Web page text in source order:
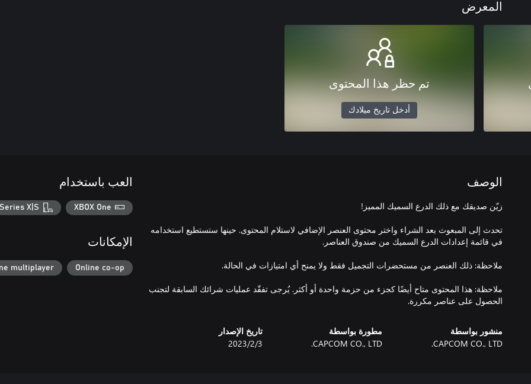
المعرض
تم حظر هذا المحتوى
أدخل تاريخ ميلادك
الوصف
تحدث إلى المبعوث بعد الشراء واختر محتوى العنصر الإضافي لاستلام المحتوى. حينها ستستطيع استخدامه
ملاحظة: هذا المحتوى متاح أيضًا كجزء من حزمة واحدة أو أكثر. يُرجى تفقّد عمليات شرائك السابقة لتجنب
الحصول على عناصر مكررة.
منشور بواسطة
CAPCOM CO., LTD.
مطورة بواسطة
CAPCOM CO., LTD.
تاريخ الإصدار
3‏/2‏/2023
العب باستخدام
XBOX One
X|S
الإمكانات
Online co-op
multiplayer